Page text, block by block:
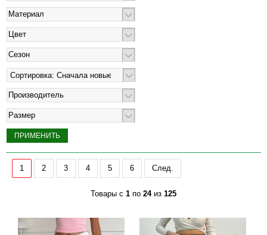
Материал
Цвет
Сезон
Производитель
Размер
1 2 3 4 5 6 След.
Товары с 1 по 24из 125